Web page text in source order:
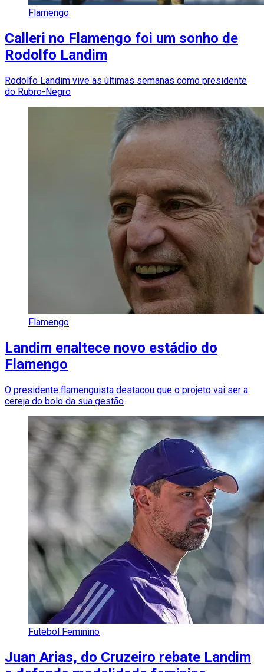
Flamengo
Calleri no Flamengo foi um sonho de
Rodolfo Landim
Rodolfo Landim vive as últimas semanas como presidente
do Rubro-Negro
Flamengo
Landim enaltece novo estádio do
Flamengo
O presidente flamenguista destacou que o projeto vai ser a
cereja do bolo da sua gestão
Futebol Feminino
Juan Arias, do Cruzeiro rebate Landim